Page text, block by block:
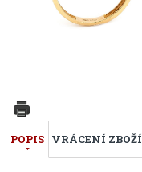
POPIS VRÁCENÍ ZBOŽÍ